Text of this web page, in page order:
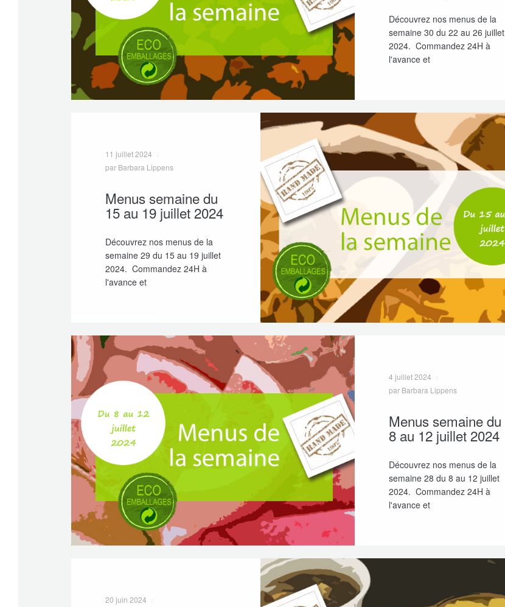
Découvrez nos menus de la
semaine 30 du 22 au 26 juillet
2024. Commandez 24H à
l'avance et
11 juillet 2024
par Barbara Lippens
Menus semaine du
15 au 19 juillet 2024
Découvrez nos menus de la
semaine 29 du 15 au 19 juillet
2024. Commandez 24H à
l'avance et
4 juillet 2024
par Barbara Lippens
Menus semaine du
8 au 12 juillet 2024
Découvrez nos menus de la
semaine 28 du 8 au 12 juillet
2024. Commandez 24H à
l'avance et
20 juin 2024